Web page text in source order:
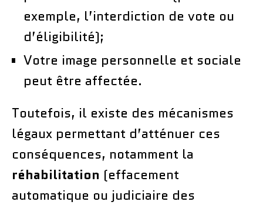
exemple, l’interdiction de vote ou
d’éligibilité);
Votre image personnelle et sociale
peut être affectée.
Toutefois, il existe des mécanismes
légaux permettant d’atténuer ces
conséquences, notamment la
réhabilitation (effacement
automatique ou judiciaire des